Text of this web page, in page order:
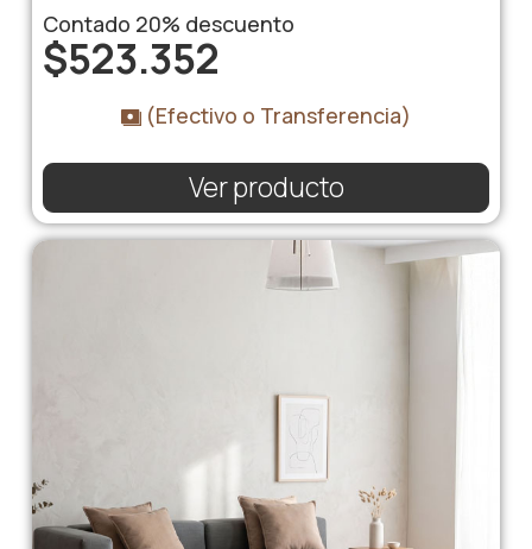
Contado 20% descuento
$523.352
(Efectivo o Transferencia)
Ver producto